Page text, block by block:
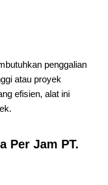
penggalian
atau proyek
efisien, alat ini
Per Jam PT.